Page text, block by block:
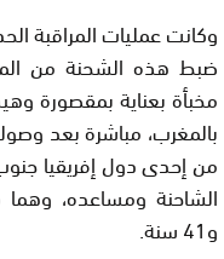
وكانت عمليات المراقبة
مخبأة بعناية بمقصورة
بالمغرب، مباشرة بعد
من إحدى دول إفريقيا
و41 سنة.